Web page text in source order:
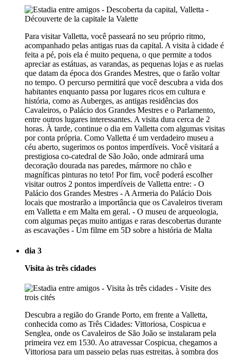
Para visitar Valletta, você passeará no seu próprio ritmo,
acompanhado pelas antigas ruas da capital. A visita à cidade é
feita a pé, pois ela é muito pequena, o que permite a todos
apreciar as estátuas, as varandas, as pequenas lojas e as ruelas
que datam da época dos Grandes Mestres, que o farão voltar
no tempo. O percurso permitirá que você descubra a vida dos
habitantes enquanto passa por lugares ricos em cultura e
história, como as Auberges, as antigas residências dos
Cavaleiros, o Palácio dos Grandes Mestres e o Parlamento,
entre outros lugares interessantes. A visita dura cerca de 2
horas. À tarde, continue o dia em Valletta com algumas visitas
por conta própria. Como Valletta é um verdadeiro museu a
céu aberto, sugerimos os pontos imperdíveis. Você visitará a
prestigiosa co-catedral de São João, onde admirará uma
decoração dourada nas paredes, mármore no chão e
magníficas pinturas no teto! Por fim, você poderá escolher
visitar outros 2 pontos imperdíveis de Valletta entre: - O
Palácio dos Grandes Mestres - A Armeria do Palácio Dois
locais que mostrarão a importância que os Cavaleiros tiveram
em Valletta e em Malta em geral. - O museu de arqueologia,
com algumas peças muito antigas e raras descobertas durante
as escavações - Um filme em 5D sobre a história de Malta
dia 3
Visita às três cidades
Descubra a região do Grande Porto, em frente a Valletta,
conhecida como as Três Cidades: Vittoriosa, Cospicua e
Senglea, onde os Cavaleiros de São João se instalaram pela
primeira vez em 1530. Ao atravessar Cospicua, chegamos a
Vittoriosa para um passeio pelas ruas estreitas, à sombra dos